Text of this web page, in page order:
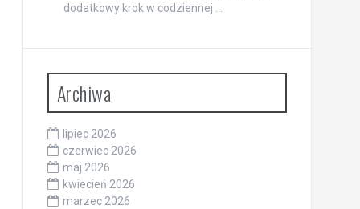
dodatkowy krok w codziennej …
Archiwa
lipiec 2026
czerwiec 2026
maj 2026
kwiecień 2026
marzec 2026